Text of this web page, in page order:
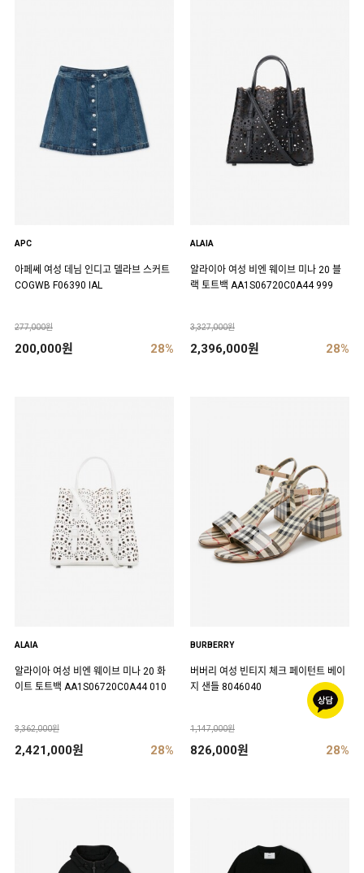
APC
아페쎄 여성 데님 인디고 델라브 스커트
COGWB F06390 IAL
277,000원
200,000원 28%
ALAIA
알라이아 여성 비엔 웨이브 미나 20 블
랙 토트백 AA1S06720C0A44 999
3,327,000원
2,396,000원 28%
ALAIA
알라이아 여성 비엔 웨이브 미나 20 화
이트 토트백 AA1S06720C0A44 010
3,362,000원
2,421,000원 28%
BURBERRY
버버리 여성 빈티지 체크 페이턴트 베이
지 샌들 8046040
1,147,000원
826,000원 28%